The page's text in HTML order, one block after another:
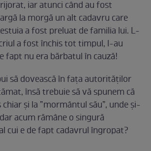
iar atunci când au fost
la morgă un alt cadavru care
a fost preluat de familia lui. L-
a fost închis tot timpul, l-au
fapt nu era bărbatul în cauză!
să dovească în fața autorităților
însă trebuie să vă spunem că
și la ”mormântul său”, unde și-
acum rămâne o singură
cui e de fapt cadavrul îngropat?